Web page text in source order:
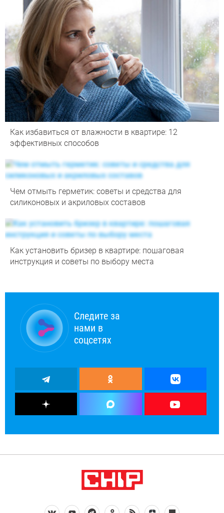
Как избавиться от влажности в квартире: 12
эффективных способов
Чем отмыть герметик: советы и средства для
силиконовых и акриловых составов
Как установить бризер в квартире: пошаговая
инструкция и советы по выбору места
Следите за
нами в
соцсетях